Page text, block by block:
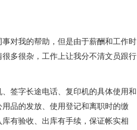
对我的帮助，但是由于薪酬和工作时
多很杂，工作上让我分不清文员跟行
签字长途电话、复印机的具体使用和
品的发放、使用登记和离职时的缴
有验收、出库有手续，保证帐实相